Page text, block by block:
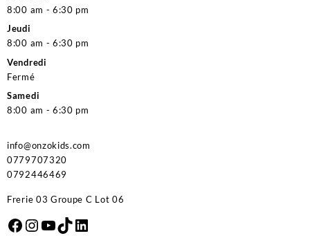
8:00 am - 6:30 pm
Jeudi
8:00 am - 6:30 pm
Vendredi
Fermé
Samedi
8:00 am - 6:30 pm
info@onzokids.com
0779707320
0792446469
Frerie 03 Groupe C Lot 06
Facebook
Instagram
YouTube
TikTok
LinkedIn